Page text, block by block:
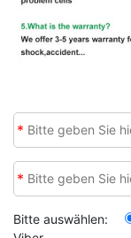
*
*
Bitte auswählen: